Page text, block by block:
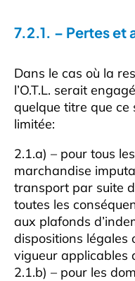
7.2.1. – Pertes et
Dans le cas où la
l’O.T.L. serait
quelque titre que ce
limitée:
2.1.a) – pour tous
marchandise
transport par suite
toutes les
aux plafonds
dispositions légales
vigueur applicables
2.1.b) – pour les